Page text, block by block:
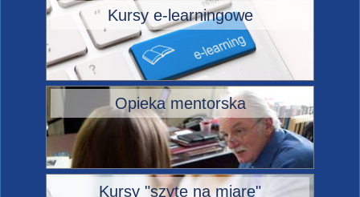
Kursy e-learningowe
Opieka mentorska
Kursy "szyte na miarę"